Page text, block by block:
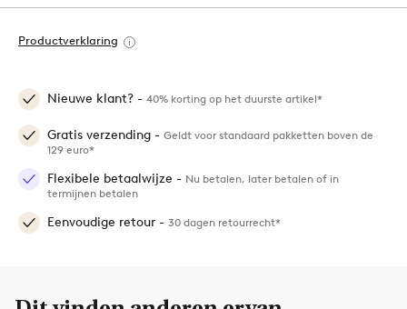
Productverklaring
Nieuwe klant? - 40% korting op het duurste artikel*
Gratis verzending - Geldt voor standaard pakketten boven de
129 euro*
Flexibele betaalwijze - Nu betalen, later betalen of in
termijnen betalen
Eenvoudige retour - 30 dagen retourrecht*